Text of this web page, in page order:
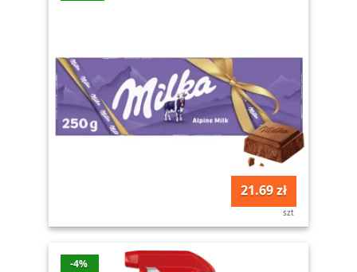
21.69 zł
szt
-4%